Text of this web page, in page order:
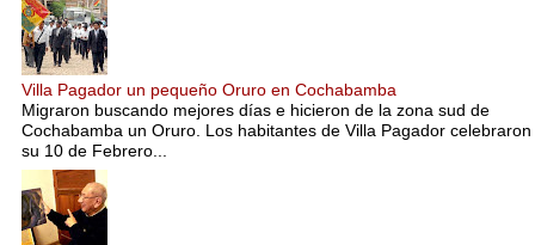
Villa Pagador un pequeño Oruro en Cochabamba
Migraron buscando mejores días e hicieron de la zona sud de
Cochabamba un Oruro. Los habitantes de Villa Pagador celebraron
su 10 de Febrero...